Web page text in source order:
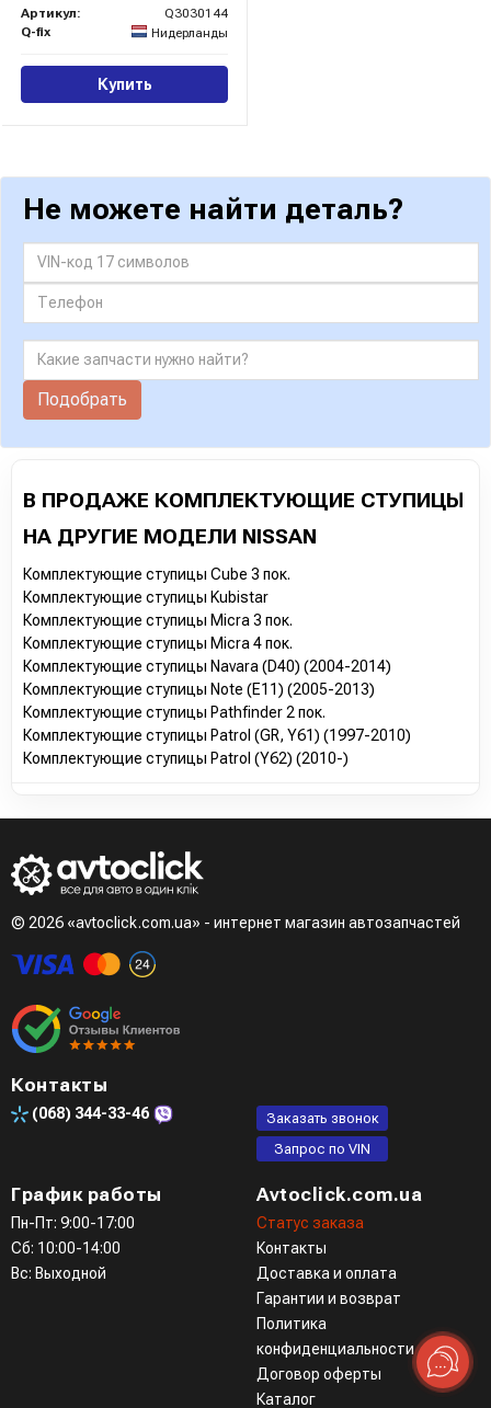
Артикул:
Q3030144
Q-fix
Нидерланды
Купить
Не можете найти деталь?
Подобрать
В ПРОДАЖЕ КОМПЛЕКТУЮЩИЕ СТУПИЦЫ
НА ДРУГИЕ МОДЕЛИ NISSAN
Комплектующие ступицы Cube 3 пок.
Комплектующие ступицы Kubistar
Комплектующие ступицы Micra 3 пок.
Комплектующие ступицы Micra 4 пок.
Комплектующие ступицы Navara (D40) (2004-2014)
Комплектующие ступицы Note (E11) (2005-2013)
Комплектующие ступицы Pathfinder 2 пок.
Комплектующие ступицы Patrol (GR, Y61) (1997-2010)
Комплектующие ступицы Patrol (Y62) (2010-)
© 2026 «avtoclick.com.ua» - интернет магазин автозапчастей
Контакты
(068) 344-33-46
Заказать звонок
Запрос по VIN
График работы
Пн-Пт: 9:00-17:00
Сб: 10:00-14:00
Вс: Выходной
Avtoclick.com.ua
Статус заказа
Контакты
Доставка и оплата
Гарантии и возврат
Политика
конфиденциальности
Договор оферты
Каталог